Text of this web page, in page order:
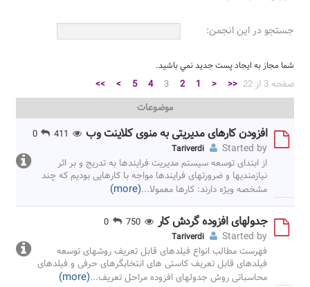
جستجو در اين انجمن:
شما مجاز به ايجاد پست جديد نمي باشيد.
صفحه 3 از 22 <<
<
1
2
3
4
5
>
>>
موضوعات
افزودن کارهای مدیریتی به منوی کلاینت وب 0
Started by
Tariverdi
از ابتدای توسعه سیستم مدیریت فرایندها به تدریج و بر اثر
نیازمندیها و ضرورتهای فرایندها مواجه با کارهایی بودیم که چند
مشخصه ویژه دارند: کارها معمولا...
(more)
جدولهای افزوده گردش کار 750
Started by
Tariverdi
فهرست مطالب انواع فیلدهای قابل تعریف روشهای توسعه
فیلدهای قابل تعریف کاستی های انتخابگرهای حرفی و فیلدهای
محاسباتی روش جدولهای افزوده مراحل تعریف...
(more)